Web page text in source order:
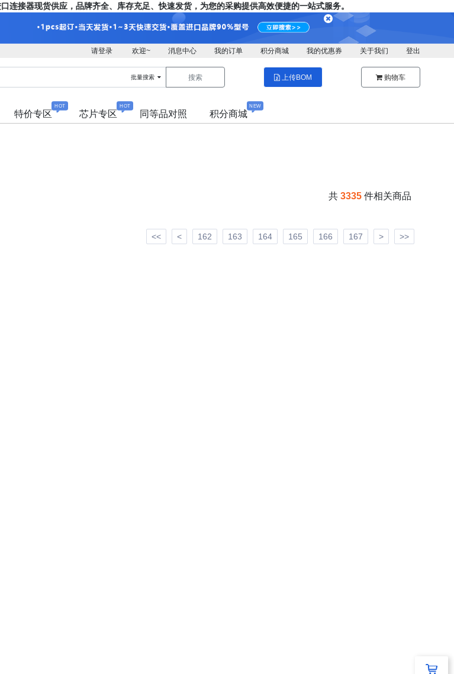
接器现货供应，品牌齐全、库存充足、快速发货，为您的采购提供高效便捷的一站式服务。
请登录 欢迎~ 消息中心 我的订单 积分商城 我的优惠券 关于我们 登出
批量搜索 搜索 上传BOM 购物车
特价专区
HOT
芯片专区
HOT
同等品对照 积分商城
NEW
共 3335 件相关商品
<< < 162 163 164 165 166 167 > >>